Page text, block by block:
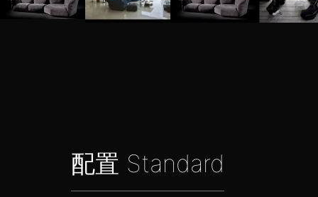
配置 Standard